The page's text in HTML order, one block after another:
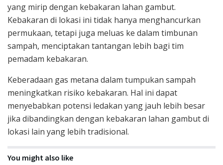
yang mirip dengan kebakaran lahan gambut.
Kebakaran di lokasi ini tidak hanya menghancurkan
permukaan, tetapi juga meluas ke dalam timbunan
sampah, menciptakan tantangan lebih bagi tim
pemadam kebakaran.
Keberadaan gas metana dalam tumpukan sampah
meningkatkan risiko kebakaran. Hal ini dapat
menyebabkan potensi ledakan yang jauh lebih besar
jika dibandingkan dengan kebakaran lahan gambut di
lokasi lain yang lebih tradisional.
You might also like